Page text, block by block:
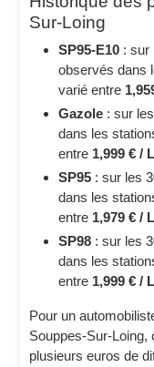
Sur-Loing
SP95-E10 : sur
observés dans
varié entre
Gazole : sur
dans les
entre 1,999 € / L
SP95 : sur les
dans les
entre 1,979 € / L
SP98 : sur les
dans les
entre 1,999 € / L
Pour un
Souppes-Sur-
plusieurs euros de